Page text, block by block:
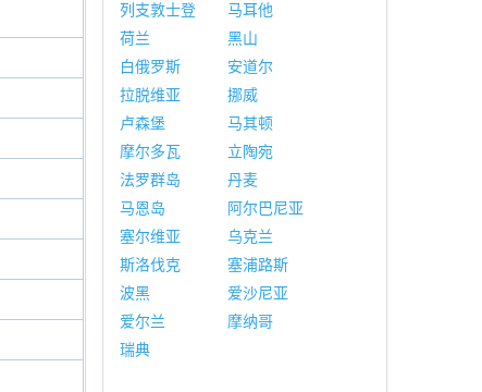
列支敦士登
马耳他
荷兰
黑山
白俄罗斯
安道尔
拉脱维亚
挪威
卢森堡
马其顿
摩尔多瓦
立陶宛
法罗群岛
丹麦
马恩岛
阿尔巴尼亚
塞尔维亚
乌克兰
斯洛伐克
塞浦路斯
波黑
爱沙尼亚
爱尔兰
摩纳哥
瑞典